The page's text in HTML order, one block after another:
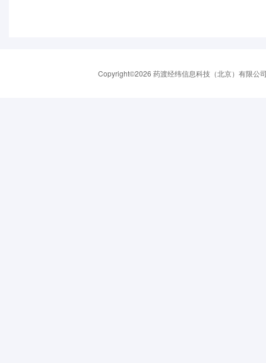
Copyright©2026 药渡经纬信息科技（北京）有限公